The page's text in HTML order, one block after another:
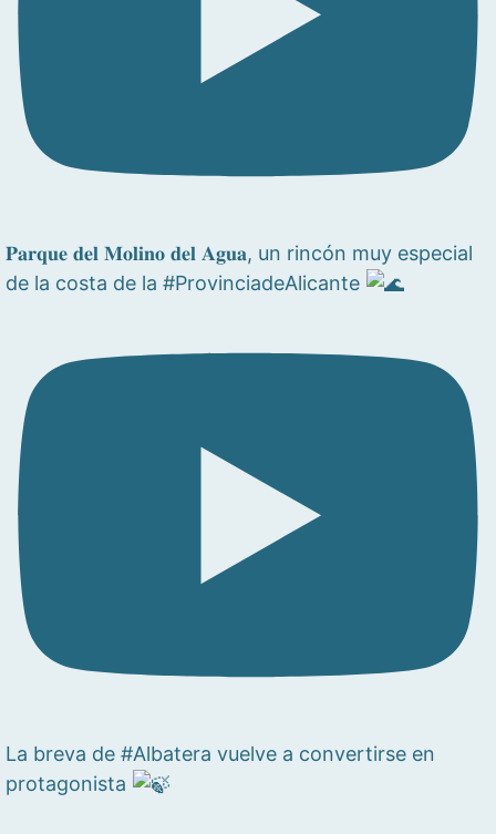
𝐏𝐚𝐫𝐪𝐮𝐞 𝐝𝐞𝐥 𝐌𝐨𝐥𝐢𝐧𝐨 𝐝𝐞𝐥 𝐀𝐠𝐮𝐚, un rincón muy especial
de la costa de la #ProvinciadeAlicante
La breva de #Albatera vuelve a convertirse en
protagonista